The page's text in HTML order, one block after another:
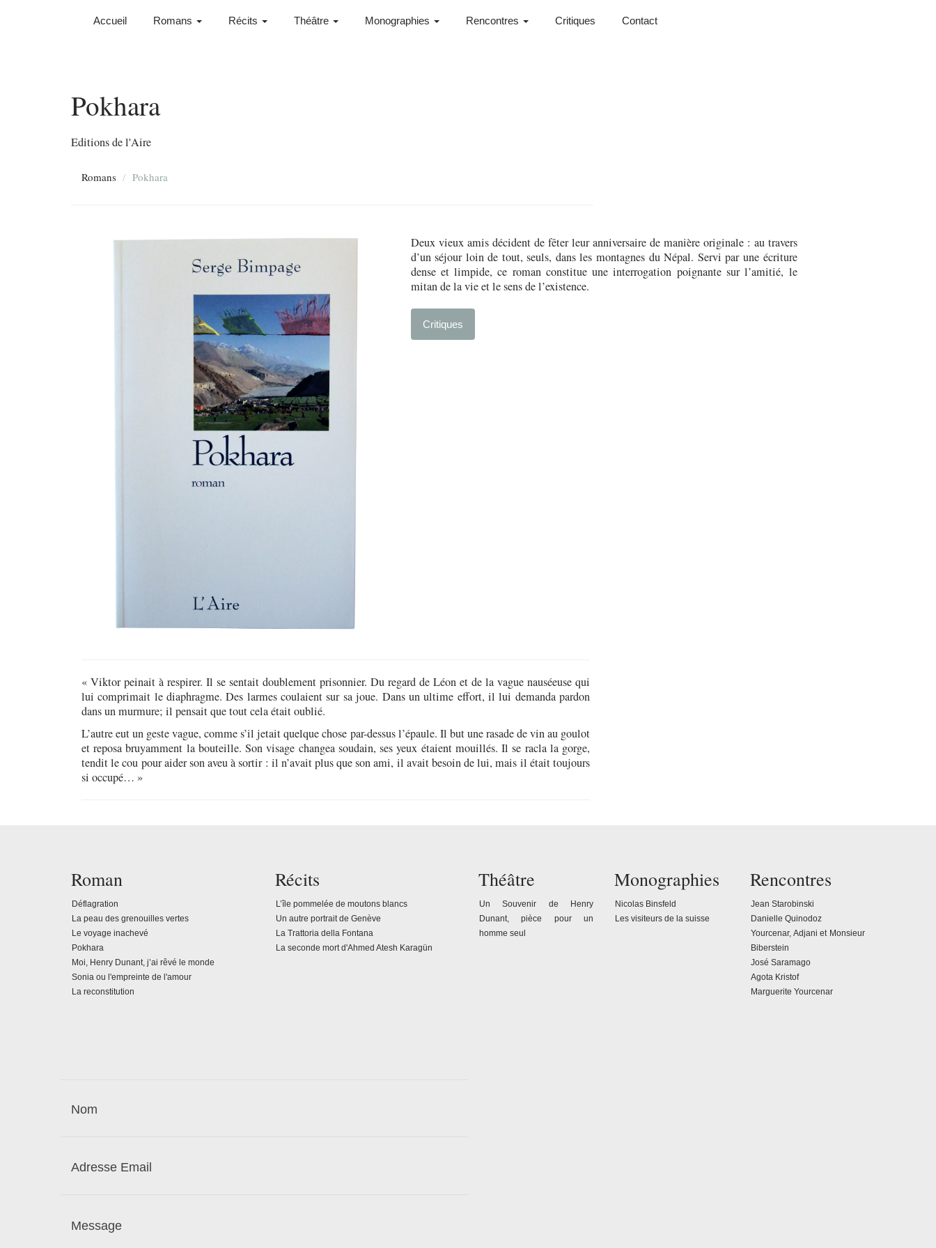
Accueil Romans Récits Théâtre Monographies Rencontres Critiques Contact
Pokhara
Editions de l'Aire
Romans Pokhara
Deux vieux amis décident de fêter leur anniversaire de manière originale : au travers
d’un séjour loin de tout, seuls, dans les montagnes du Népal. Servi par une écriture
dense et limpide, ce roman constitue une interrogation poignante sur l’amitié, le
mitan de la vie et le sens de l’existence.
Critiques
« Viktor peinait à respirer. Il se sentait doublement prisonnier. Du regard de Léon et de la vague nauséeuse qui
lui comprimait le diaphragme. Des larmes coulaient sur sa joue. Dans un ultime effort, il lui demanda pardon
dans un murmure; il pensait que tout cela était oublié.
L’autre eut un geste vague, comme s’il jetait quelque chose par-dessus l’épaule. Il but une rasade de vin au goulot
et reposa bruyamment la bouteille. Son visage changea soudain, ses yeux étaient mouillés. Il se racla la gorge,
tendit le cou pour aider son aveu à sortir : il n’avait plus que son ami, il avait besoin de lui, mais il était toujours
si occupé… »
Roman
Déflagration
La peau des grenouilles vertes
Le voyage inachevé
Pokhara
Moi, Henry Dunant, j’ai rêvé le monde
Sonia ou l'empreinte de l'amour
La reconstitution
Récits
L’île pommelée de moutons blancs
Un autre portrait de Genève
La Trattoria della Fontana
La seconde mort d'Ahmed Atesh Karagün
Théâtre
Un Souvenir de Henry
Dunant, pièce pour un
homme seul
Monographies
Nicolas Binsfeld
Les visiteurs de la suisse
Rencontres
Jean Starobinski
Danielle Quinodoz
Yourcenar, Adjani et Monsieur
Biberstein
José Saramago
Agota Kristof
Marguerite Yourcenar